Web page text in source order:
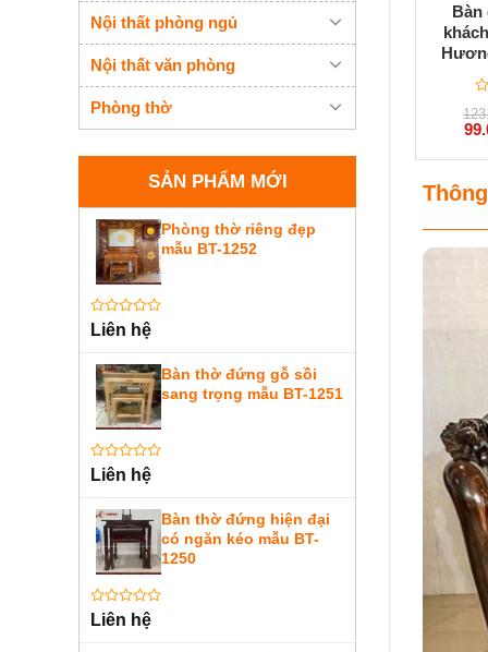
Nội thất phòng ngủ
Nội thất văn phòng
Phòng thờ
SẢN PHẨM MỚI
Phòng thờ riêng đẹp
mẫu BT-1252
Được
xếp
0
5
sao
Liên hệ
Bàn thờ đứng gỗ sồi
sang trọng mẫu BT-1251
Được
xếp
0
5
sao
Liên hệ
Bàn thờ đứng hiện đại
có ngăn kéo mẫu BT-
1250
Được
xếp
Liên hệ
Bàn
5
Giá